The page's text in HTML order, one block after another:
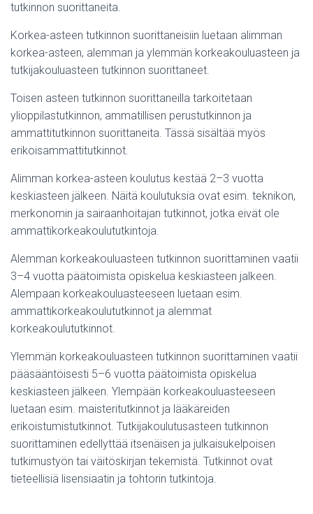
tutkinnon suorittaneita.
Korkea-asteen tutkinnon suorittaneisiin luetaan alimman
korkea-asteen, alemman ja ylemmän korkeakouluasteen ja
tutkijakouluasteen tutkinnon suorittaneet.
Toisen asteen tutkinnon suorittaneilla tarkoitetaan
ylioppilastutkinnon, ammatillisen perustutkinnon ja
ammattitutkinnon suorittaneita. Tässä sisältää myös
erikoisammattitutkinnot.
Alimman korkea-asteen koulutus kestää 2–3 vuotta
keskiasteen jälkeen. Näitä koulutuksia ovat esim. teknikon,
merkonomin ja sairaanhoitajan tutkinnot, jotka eivät ole
ammattikorkeakoulututkintoja.
Alemman korkeakouluasteen tutkinnon suorittaminen vaatii
3–4 vuotta päätoimista opiskelua keskiasteen jalkeen.
Alempaan korkeakouluasteeseen luetaan esim.
ammattikorkeakoulututkinnot ja alemmat
korkeakoulututkinnot.
Ylemmän korkeakouluasteen tutkinnon suorittaminen vaatii
pääsääntöisesti 5–6 vuotta päätoimista opiskelua
keskiasteen jälkeen. Ylempään korkeakouluasteeseen
luetaan esim. maisteritutkinnot ja lääkäreiden
erikoistumistutkinnot. Tutkijakoulutusasteen tutkinnon
suorittaminen edellyttää itsenäisen ja julkaisukelpoisen
tutkimustyön tai väitöskirjan tekemistä. Tutkinnot ovat
tieteellisiä lisensiaatin ja tohtorin tutkintoja.